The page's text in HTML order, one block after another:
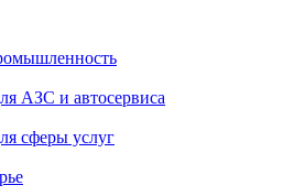
АЗС и автосервиса
сферы услуг